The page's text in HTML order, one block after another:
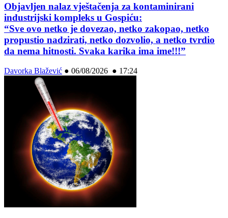
Objavljen nalaz vještačenja za kontaminirani
industrijski kompleks u Gospiću:
“Sve ovo netko je dovezao, netko zakopao, netko
propustio nadzirati, netko dozvolio, a netko tvrdio
da nema hitnosti. Svaka karika ima ime!!!”
Davorka Blažević ● 06/08/2026 ● 17:24